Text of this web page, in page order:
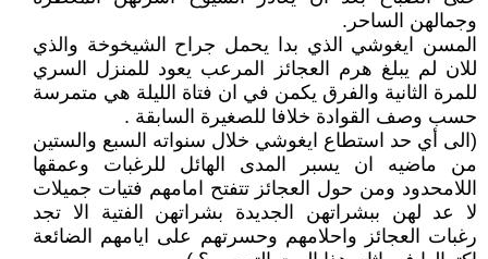
وجمالهن الساحر.
المسن ايغوشي الذي بدا يحمل جراح الشيخوخة والذي
للان لم يبلغ هرم العجائز المرعب يعود للمنزل السري
للمرة الثانية والفرق يكمن في ان فتاة الليلة هي متمرسة
حسب وصف القوادة خلافا للصغيرة السابقة .
(الى أي حد استطاع ايغوشي خلال سنواته السبع والستين
من ماضيه ان يسبر المدى الهائل للرغبات وعمقها
اللامحدود ومن حول العجائز تتفتح امامهم فتيات جميلات
لا عد لهن ببشراتهن الجديدة بشراتهن الفتية الا تجد
رغبات العجائز واحلامهم وحسرتهم على ايامهم الضائعة